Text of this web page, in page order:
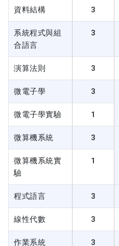
資料結構 3
系統程式與組
合語言
3
演算法則 3
微電子學 3
微電子學實驗
1
微算機系統 3
微算機系統實
驗
1
程式語言 3
線性代數 3
作業系統 3